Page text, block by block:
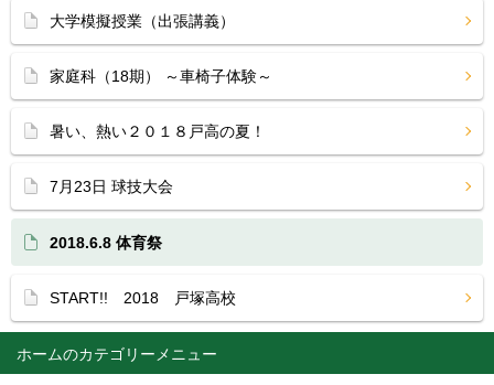
ホーム
大学模擬授業（出張講義）
家庭科（18期） ～車椅子体験～
暑い、熱い２０１８戸高の夏！
7月23日 球技大会
2018.6.8 体育祭
START!! 2018 戸塚高校